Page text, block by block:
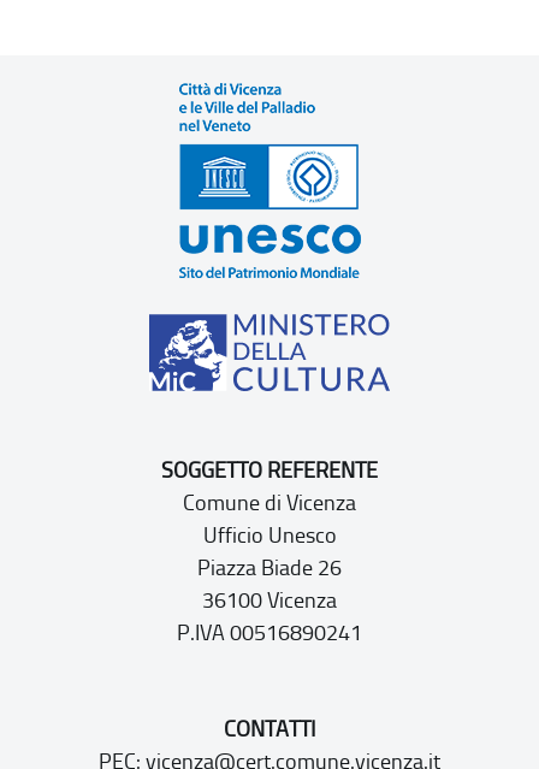
SOGGETTO REFERENTE
Comune di Vicenza
Ufficio Unesco
Piazza Biade 26
36100 Vicenza
P.IVA 00516890241
CONTATTI
PEC: vicenza@cert.comune.vicenza.it